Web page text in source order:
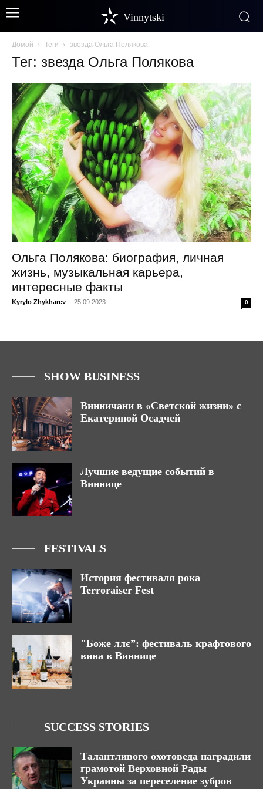
Vinnytski
Домой Теги звезда Ольга Полякова
Тег: звезда Ольга Полякова
Ольга Полякова: биография, личная
жизнь, музыкальная карьера,
интересные факты
Kyrylo Zhykharev - 25.09.2023 0
SHOW BUSINESS
Винничани в «Светской жизни» с
Екатериной Осадчей
Лучшие ведущие событий в
Виннице
FESTIVALS
История фестиваля рока
Terroraiser Fest
"Боже ллє”: фестиваль крафтового
вина в Виннице
SUCCESS STORIES
Талантливого охотоведа наградили
грамотой Верховной Рады
Украины за переселение зубров